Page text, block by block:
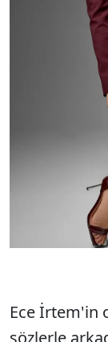
Ece İrtem'in